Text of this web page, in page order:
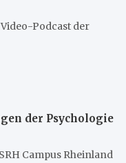
Podcast der
der Psychologie
Campus Rheinland